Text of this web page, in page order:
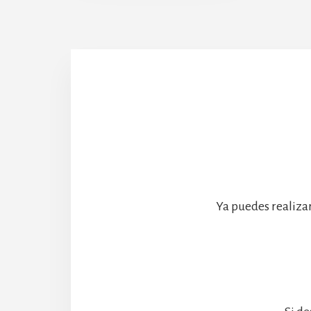
Ya puedes